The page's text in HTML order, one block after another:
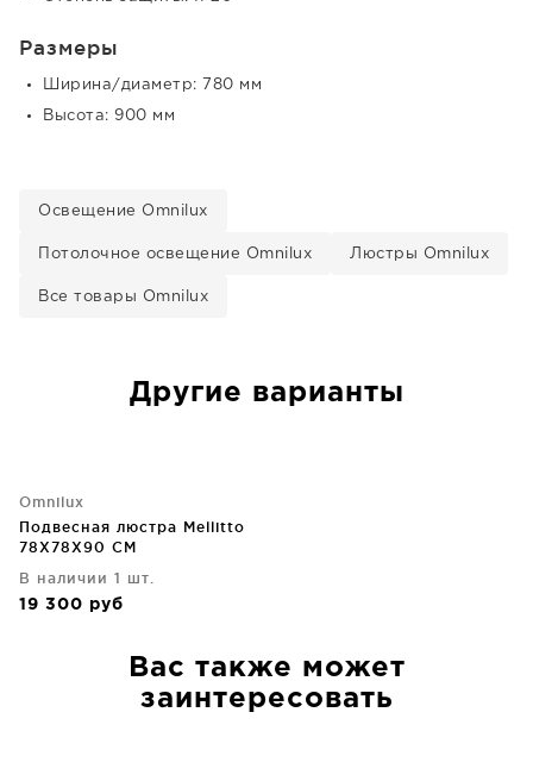
Размеры
Ширина/диаметр: 780 мм
Высота: 900 мм
Освещение Omnilux
Потолочное освещение Omnilux Люстры Omnilux
Все товары Omnilux
Другие варианты
Omnilux
Подвесная люстра Mellitto
78X78X90 CM
В наличии 1 шт.
19 300 руб
Вас также может
заинтересовать